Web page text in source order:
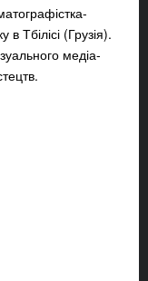
Тбілісі (Грузія).
медіа-